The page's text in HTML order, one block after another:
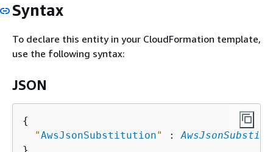
Syntax
To declare this entity in your CloudFormation template,
use the following syntax:
JSON
{
"AwsJsonSubstitution" :